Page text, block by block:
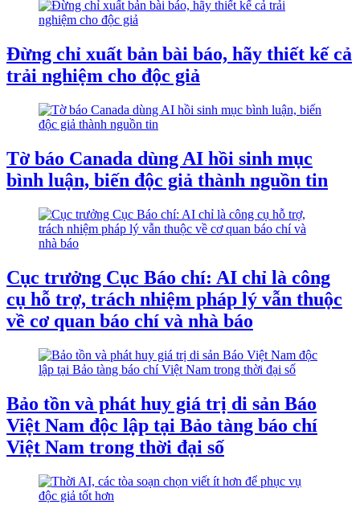
Đừng chỉ xuất bản bài báo, hãy thiết kế cả
trải nghiệm cho độc giả
Tờ báo Canada dùng AI hồi sinh mục
bình luận, biến độc giả thành nguồn tin
Cục trưởng Cục Báo chí: AI chỉ là công
cụ hỗ trợ, trách nhiệm pháp lý vẫn thuộc
về cơ quan báo chí và nhà báo
Bảo tồn và phát huy giá trị di sản Báo
Việt Nam độc lập tại Bảo tàng báo chí
Việt Nam trong thời đại số